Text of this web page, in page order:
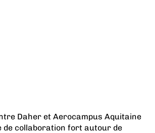
Daher et Aerocampus Aquitaine
de collaboration fort autour de